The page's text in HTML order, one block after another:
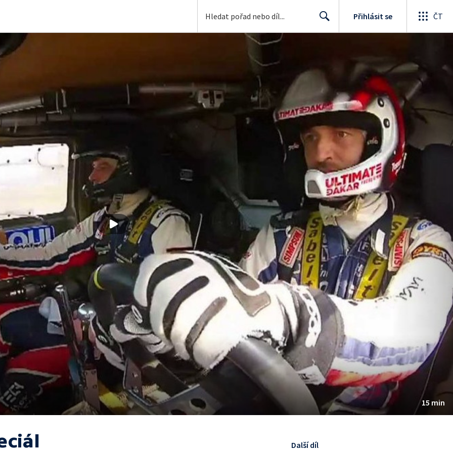
Přihlásit se ČT
15 min
Další díl